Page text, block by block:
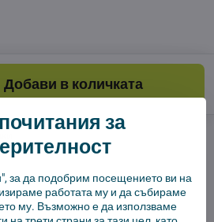
Добави в количката
за
за да подобрим посещението ви на
работата му и да събираме
му. Възможно е да използваме